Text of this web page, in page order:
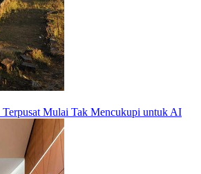
Mulai Tak Mencukupi untuk AI